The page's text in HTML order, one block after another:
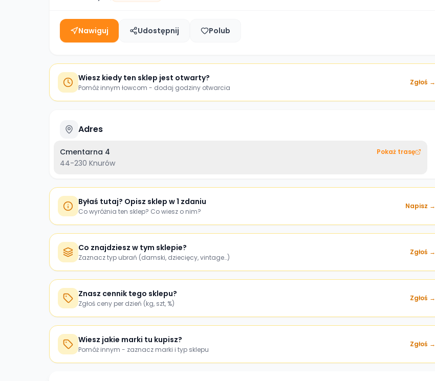
Nawiguj Udostępnij Polub
Wiesz kiedy ten sklep jest otwarty?
Pomóż innym łowcom - dodaj godziny otwarcia
Zgłoś →
Adres
Cmentarna 4
44-230 Knurów
Pokaż trasę
Byłaś tutaj? Opisz sklep w 1 zdaniu
Co wyróżnia ten sklep? Co wiesz o nim?
Napisz →
Co znajdziesz w tym sklepie?
Zaznacz typ ubrań (damski, dziecięcy, vintage…)
Zgłoś →
Znasz cennik tego sklepu?
Zgłoś ceny per dzień (kg, szt, %)
Zgłoś →
Wiesz jakie marki tu kupisz?
Pomóż innym - zaznacz marki i typ sklepu
Zgłoś →